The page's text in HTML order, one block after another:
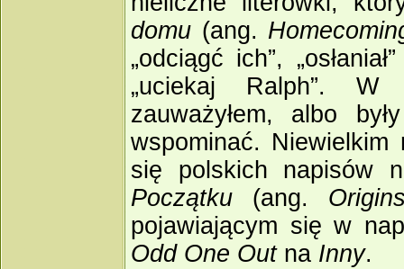
domu (ang.
„odciągć ich”,
„uciekaj Ralph”. W
zauważyłem, albo
wspominać.
się polskich napisów
Początku (ang.
pojawiającym się w
Odd One Outna Inny.